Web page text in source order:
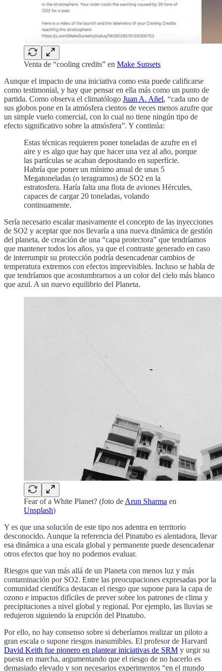
Venta de “cooling credits” en Make Sunsets
Aunque el impacto de una iniciativa como esta puede calificarse
como testimonial, y hay que pensar en ella más como un punto de
partida. Como observa el climatólogo Juan A. Añel, “cada uno de
sus globos pone en la atmósfera cientos de veces menos azufre que
un simple vuelo comercial, con lo cual no tiene ningún tipo de
efecto significativo sobre la atmósfera”. Y continúa:
Estas técnicas requieren poner toneladas de azufre en el
aire y es algo que hay que hacer una vez al año, porque
las partículas se acaban depositando en superficie.
Habría que poner un mínimo anual de unas 5
Megatoneladas (o teragramos) de SO2 en la
estratosfera. Haría falta una flota de aviones Hércules,
capaces de cargar 20 toneladas, volando
continuamente.
Sería necesario escalar masivamente el concepto de las inyecciones
de SO2 y aceptar que nos llevaría a una nueva dinámica de gestión
del planeta, de creación de una “capa protectora” que tendríamos
que mantener todos los años, ya que el contraste generado en caso
de interrumpir su protección podría desencadenar cambios de
temperatura extremos con efectos imprevisibles. Incluso se habla de
que tendríamos que acostumbrarnos a un color del cielo más blanco
que azul. A un nuevo equilibrio del Planeta.
Fear of a White Planet? (foto de Arun Sharma en
Unsplash)
Y es que una solución de este tipo nos adentra en territorio
desconocido. Aunque la referencia del Pinatubo es alentadora, llevar
esa dinámica a una escala global y permanente puede desencadenar
otros efectos que hoy no podemos evaluar.
Riesgos que van más allá de un Planeta con menos luz y más
contaminación por SO2. Entre las preocupaciones expresadas por la
comunidad científica destacan el riesgo que supone para la capa de
ozono e impactos difíciles de prever sobre los patrones de clima y
precipitaciones a nivel global y regional. Por ejemplo, las lluvias se
redujeron siguiendo la erupción del Pinatubo.
Por ello, no hay consenso sobre si deberíamos realizar un piloto a
gran escala o supone riesgos inasumibles. El profesor de Harvard
David Keith fue pionero en plantear iniciativas de SRM y urgir su
puesta en marcha, argumentando que el riesgo de no hacerlo es
demasiado elevado y son necesarios experimentos “en el mundo